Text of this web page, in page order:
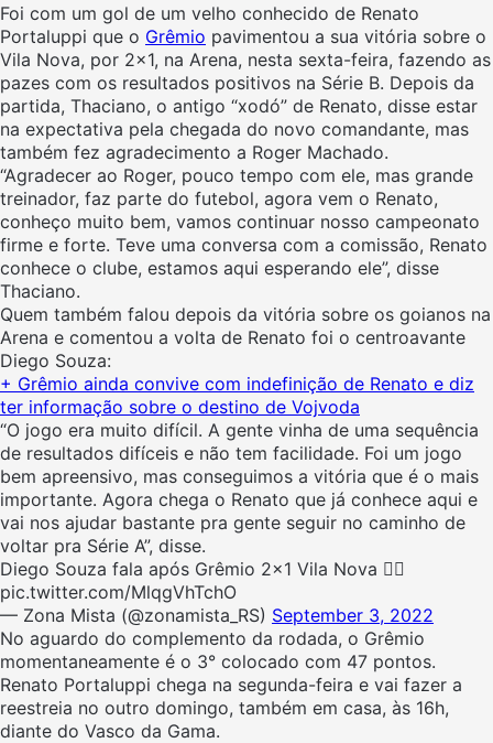
Foi com um gol de um velho conhecido de Renato
Portaluppi que o Grêmio pavimentou a sua vitória sobre o
Vila Nova, por 2×1, na Arena, nesta sexta-feira, fazendo as
pazes com os resultados positivos na Série B. Depois da
partida, Thaciano, o antigo “xodó” de Renato, disse estar
na expectativa pela chegada do novo comandante, mas
também fez agradecimento a Roger Machado.
“Agradecer ao Roger, pouco tempo com ele, mas grande
treinador, faz parte do futebol, agora vem o Renato,
conheço muito bem, vamos continuar nosso campeonato
firme e forte. Teve uma conversa com a comissão, Renato
conhece o clube, estamos aqui esperando ele”, disse
Thaciano.
Quem também falou depois da vitória sobre os goianos na
Arena e comentou a volta de Renato foi o centroavante
Diego Souza:
+ Grêmio ainda convive com indefinição de Renato e diz
ter informação sobre o destino de Vojvoda
“O jogo era muito difícil. A gente vinha de uma sequência
de resultados difíceis e não tem facilidade. Foi um jogo
bem apreensivo, mas conseguimos a vitória que é o mais
importante. Agora chega o Renato que já conhece aqui e
vai nos ajudar bastante pra gente seguir no caminho de
voltar pra Série A”, disse.
Diego Souza fala após Grêmio 2×1 Vila Nova 👇🏻
pic.twitter.com/MlqgVhTchO
— Zona Mista (@zonamista_RS) September 3, 2022
No aguardo do complemento da rodada, o Grêmio
momentaneamente é o 3° colocado com 47 pontos.
Renato Portaluppi chega na segunda-feira e vai fazer a
reestreia no outro domingo, também em casa, às 16h,
diante do Vasco da Gama.